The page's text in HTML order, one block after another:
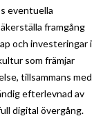
eventuella
framgång
och investeringar i
som främjar
tillsammans med
efterlevnad av
digital övergång.